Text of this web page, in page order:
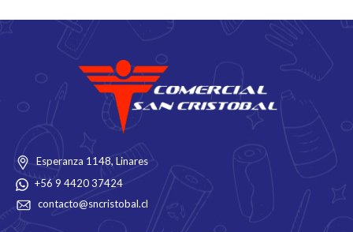
Esperanza 1148, Linares
+56 9 4420 37424
contacto@sncristobal.cl